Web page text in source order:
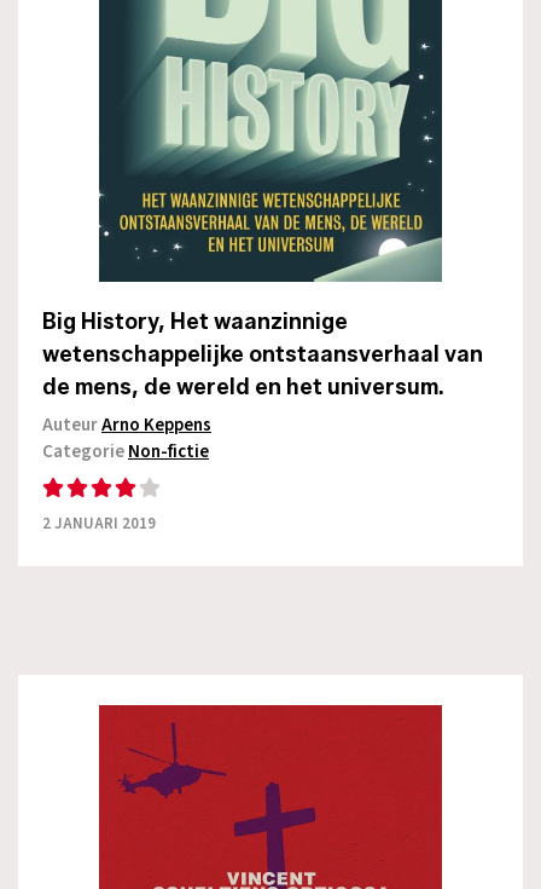
Big History, Het waanzinnige
wetenschappelijke ontstaansverhaal van
de mens, de wereld en het universum.
AuteurArno Keppens
CategorieNon-fictie
2 JANUARI 2019